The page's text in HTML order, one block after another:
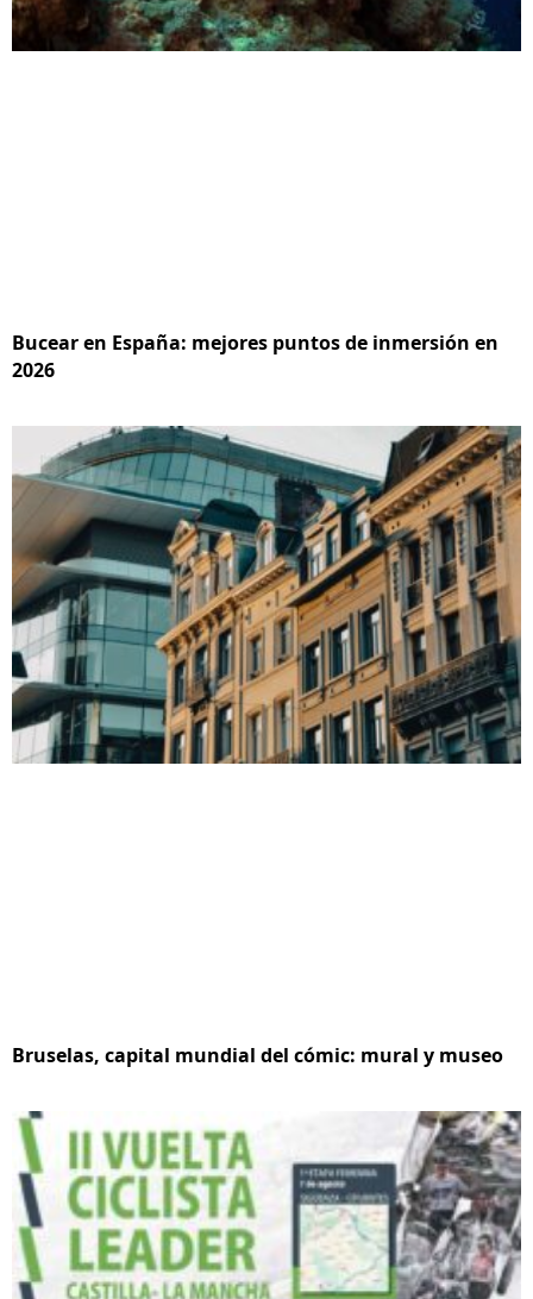
Bucear en España: mejores puntos de inmersión en
2026
Bruselas, capital mundial del cómic: mural y museo